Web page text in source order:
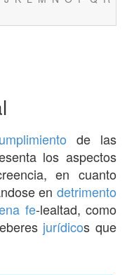
de las
los aspectos
en cuanto
en detrimento
fe-lealtad, como
jurídicos que